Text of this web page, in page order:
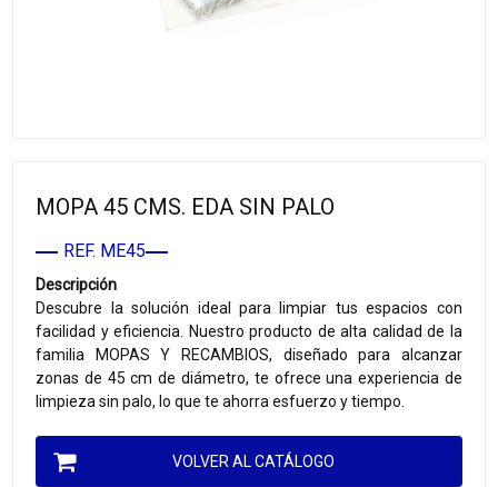
MOPA 45 CMS. EDA SIN PALO
REF. ME45
Descripción
Descubre la solución ideal para limpiar tus espacios con
facilidad y eficiencia. Nuestro producto de alta calidad de la
familia MOPAS Y RECAMBIOS, diseñado para alcanzar
zonas de 45 cm de diámetro, te ofrece una experiencia de
limpieza sin palo, lo que te ahorra esfuerzo y tiempo.
VOLVER AL CATÁLOGO